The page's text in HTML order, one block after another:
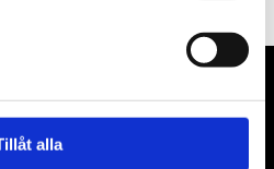
alla